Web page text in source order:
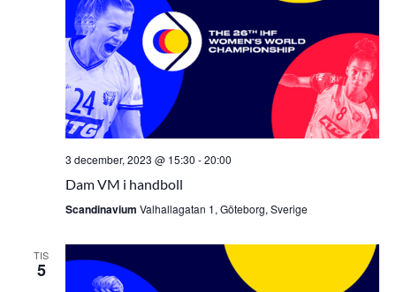
3 december, 2023 @ 15:30 -20:00
Dam VM i handboll
Scandinavium Valhallagatan 1, Göteborg, Sverige
TIS
5